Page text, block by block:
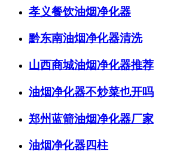
孝义餐饮油烟净化器
黔东南油烟净化器清洗
山西商城油烟净化器推荐
油烟净化器不炒菜也开吗
郑州蓝箭油烟净化器厂家
油烟净化器四柱